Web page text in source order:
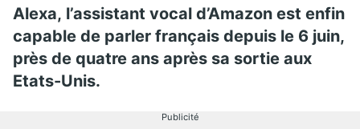
Alexa, l’assistant vocal d’Amazon est enfin
capable de parler français depuis le 6 juin,
près de quatre ans après sa sortie aux
Etats-Unis.
Publicité